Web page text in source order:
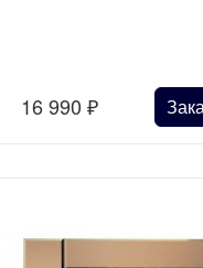
16 990 ₽